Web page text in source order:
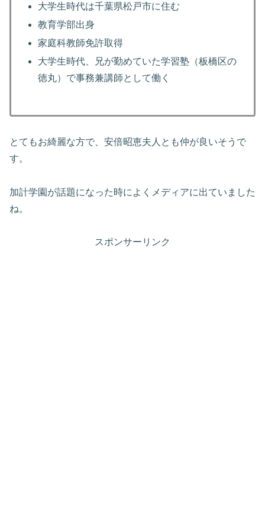
大学生時代は千葉県松戸市に住む
教育学部出身
家庭科教師免許取得
大学生時代、兄が勤めていた学習塾（板橋区の
徳丸）で事務兼講師として働く
とてもお綺麗な方で、安倍昭恵夫人とも仲が良いそうで
す。
加計学園が話題になった時によくメディアに出ていました
ね。
スポンサーリンク